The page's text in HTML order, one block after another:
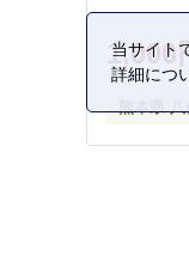
1,000
当サイト
詳細につ